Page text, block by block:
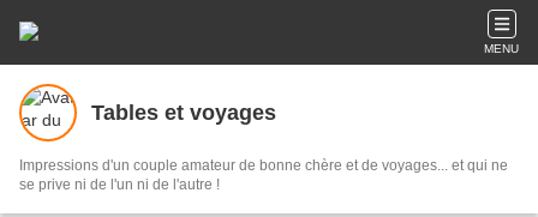
MENU
Tables et voyages
Impressions d'un couple amateur de bonne chère et de voyages... et qui ne
se prive ni de l'un ni de l'autre !